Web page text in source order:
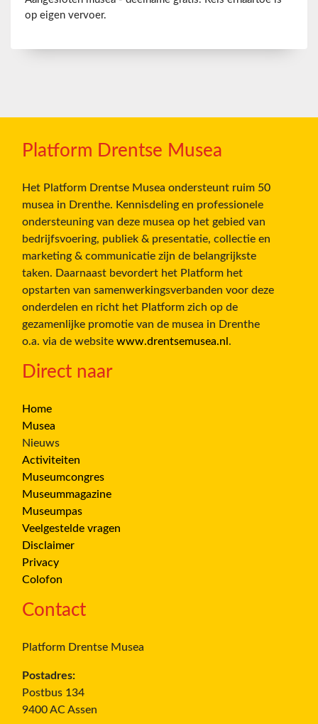
op eigen vervoer.
Platform Drentse Musea
Het Platform Drentse Musea ondersteunt ruim 50
musea in Drenthe. Kennisdeling en professionele
ondersteuning van deze musea op het gebied van
bedrijfsvoering, publiek & presentatie, collectie en
marketing & communicatie zijn de belangrijkste
taken. Daarnaast bevordert het Platform het
opstarten van samenwerkingsverbanden voor deze
onderdelen en richt het Platform zich op de
gezamenlijke promotie van de musea in Drenthe
o.a. via de website www.drentsemusea.nl .
Direct naar
Home
Musea
Nieuws
Activiteiten
Museumcongres
Museummagazine
Museumpas
Veelgestelde vragen
Disclaimer
Privacy
Colofon
Contact
Platform Drentse Musea
Postadres:
Postbus 134
9400 AC Assen